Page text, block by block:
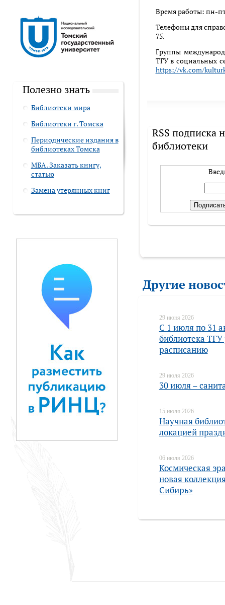
Полезно знать
Библиотеки мира
Библиотеки г. Томска
Периодические издания в
библиотеках Томска
МБА. Заказать книгу,
статью
Замена утерянных книг
Время работы: пн-
Телефоны для
75.
Группы
ТГУ в социальных
https://vk.com/
RSS подписка
библиотеки
Другие
29 июня 2026
С 1 июля по 31
библиотека ТГУ
расписанию
29 июля 2026
30 июля –
15 июля 2026
Научная
локацией
06 июля 2026
Космическая
новая
Сибирь»